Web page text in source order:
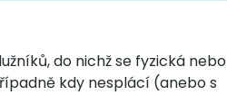
do nichž se fyzická nebo
kdy nesplácí (anebo s